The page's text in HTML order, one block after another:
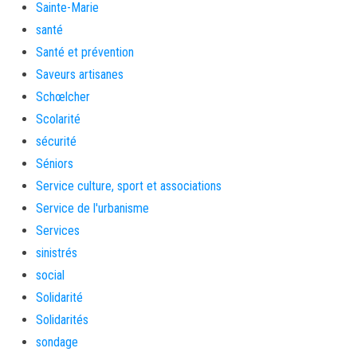
Sainte-Marie
santé
Santé et prévention
Saveurs artisanes
Schœlcher
Scolarité
sécurité
Séniors
Service culture, sport et associations
Service de l'urbanisme
Services
sinistrés
social
Solidarité
Solidarités
sondage